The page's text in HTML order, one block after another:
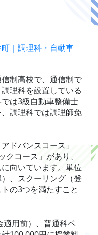
｜調理科・自動車
制高校で、通信制で
理科を設置している
は3級自動車整備士
調理科では調理師免
ドバンスコース」
クコース」があり、
向いています。単位
、スクーリング（登
の3つを満たすこと
適用前）、普通科ベ